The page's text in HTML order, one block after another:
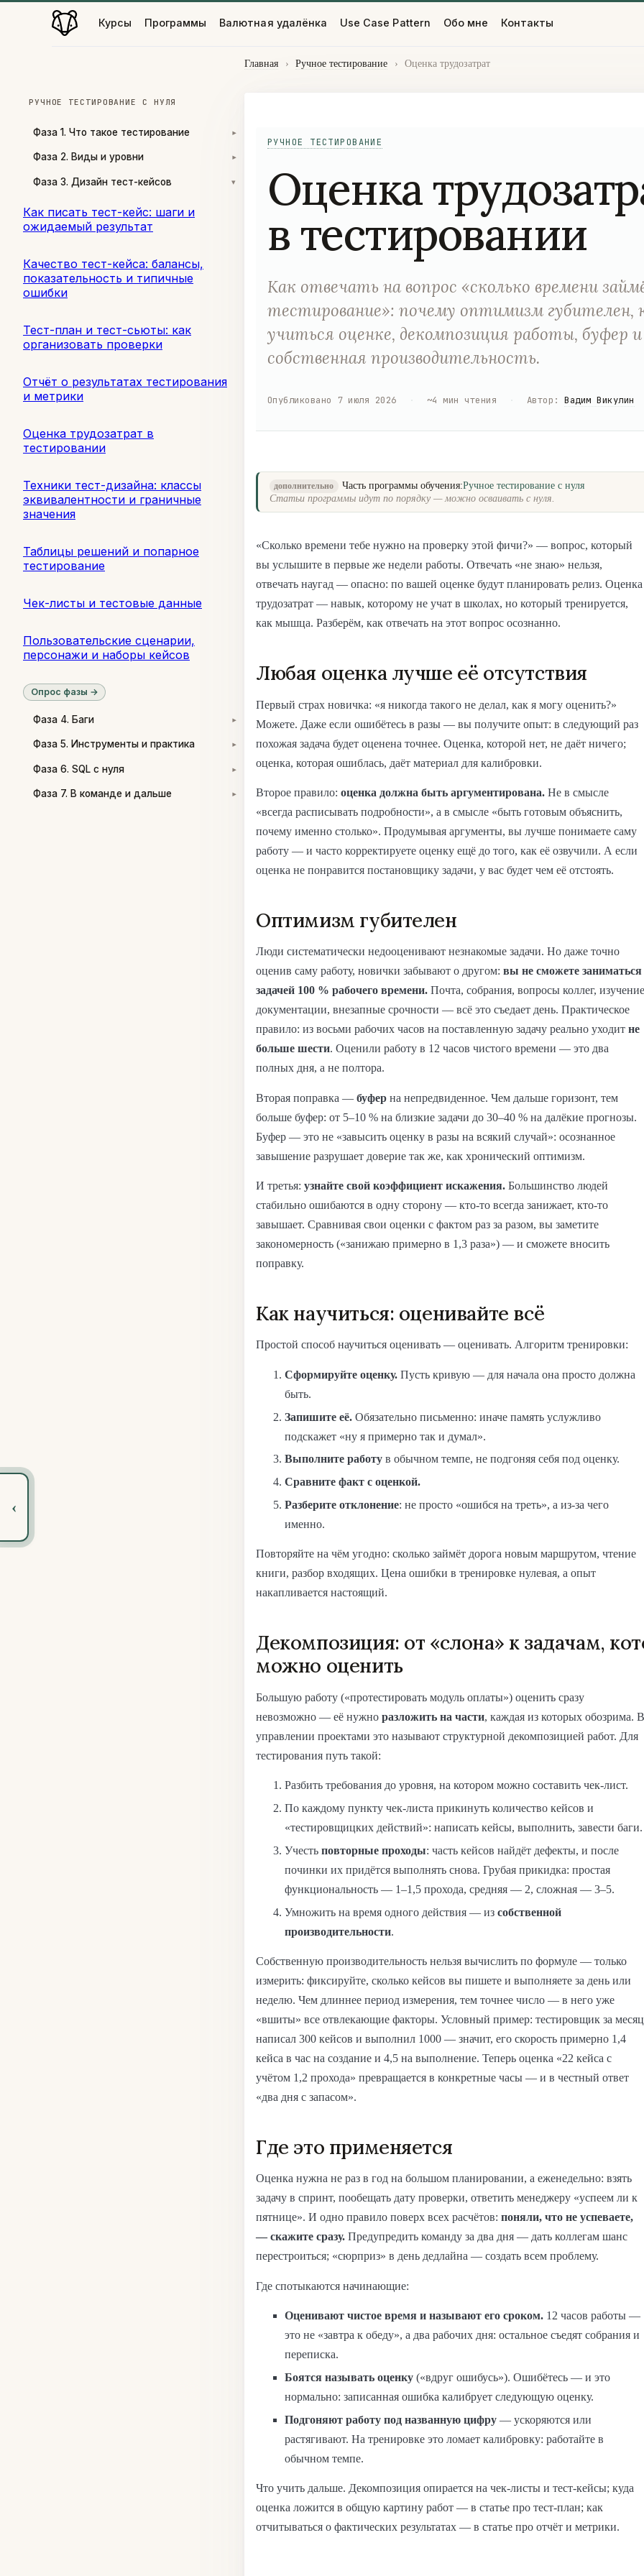
Курсы Программы Валютная удалёнка Use Case Pattern Обо мне Контакты
РУЧНОЕ ТЕСТИРОВАНИЕ С НУЛЯ
Фаза 1. Что такое тестирование ▾
Фаза 2. Виды и уровни ▾
Фаза 3. Дизайн тест-кейсов ▾
Как писать тест-кейс: шаги и
ожидаемый результат
Качество тест-кейса: балансы,
показательность и типичные
ошибки
Тест-план и тест-сьюты: как
организовать проверки
Отчёт о результатах тестирования
и метрики
Оценка трудозатрат в
тестировании
Техники тест-дизайна: классы
эквивалентности и граничные
значения
Таблицы решений и попарное
тестирование
Чек-листы и тестовые данные
Пользовательские сценарии,
персонажи и наборы кейсов
Опрос фазы →
Фаза 4. Баги ▾
Фаза 5. Инструменты и практика ▾
Фаза 6. SQL с нуля ▾
Фаза 7. В команде и дальше ▾
‹
Главная › Ручное тестирование › Оценка трудозатрат
РУЧНОЕ ТЕСТИРОВАНИЕ
Оценка
в тестировании
Как отвечать на вопрос «сколько времени
тестирование»: почему оптимизм губителен,
учиться оценке, декомпозиция работы, буфер и
собственная производительность.
Опубликовано 7 июля 2026 ~4 мин чтения Автор :Вадим Викулин
дополнительно Часть программы обучения:Ручное тестирование с нуля
Статьи программы идут по порядку — можно осваивать с нуля.
«Сколько времени тебе нужно на проверку этой фичи?» — вопрос, который
вы услышите в первые же недели работы. Отвечать «не знаю» нельзя,
отвечать наугад — опасно: по вашей оценке будут планировать релиз. Оценка
трудозатрат — навык, которому не учат в школах, но который тренируется,
как мышца. Разберём, как отвечать на этот вопрос осознанно.
Любая оценка лучше её отсутствия
Первый страх новичка: «я никогда такого не делал, как я могу оценить?»
Можете. Даже если ошибётесь в разы — вы получите опыт: в следующий раз
похожая задача будет оценена точнее. Оценка, которой нет, не даёт ничего;
оценка, которая ошиблась, даёт материал для калибровки.
Второе правило: оценка должна быть аргументирована. Не в смысле
«всегда расписывать подробности», а в смысле «быть готовым объяснить,
почему именно столько». Продумывая аргументы, вы лучше понимаете саму
работу — и часто корректируете оценку ещё до того, как её озвучили. А если
оценка не понравится постановщику задачи, у вас будет чем её отстоять.
Оптимизм губителен
Люди систематически недооценивают незнакомые задачи. Но даже точно
оценив саму работу, новички забывают о другом: вы не сможете заниматься
задачей 100 % рабочего времени. Почта, собрания, вопросы коллег, изучение
документации, внезапные срочности — всё это съедает день. Практическое
правило: из восьми рабочих часов на поставленную задачу реально уходит не
больше шести. Оценили работу в 12 часов чистого времени — это два
полных дня, а не полтора.
Вторая поправка — буфер на непредвиденное. Чем дальше горизонт, тем
больше буфер: от 5–10 % на близкие задачи до 30–40 % на далёкие прогнозы.
Буфер — это не «завысить оценку в разы на всякий случай»: осознанное
завышение разрушает доверие так же, как хронический оптимизм.
И третья: узнайте свой коэффициент искажения. Большинство людей
стабильно ошибаются в одну сторону — кто-то всегда занижает, кто-то
завышает. Сравнивая свои оценки с фактом раз за разом, вы заметите
закономерность («занижаю примерно в 1,3 раза») — и сможете вносить
поправку.
Как научиться: оценивайте всё
Простой способ научиться оценивать — оценивать. Алгоритм тренировки:
Сформируйте оценку. Пусть кривую — для начала она просто должна
быть.
Запишите её. Обязательно письменно: иначе память услужливо
подскажет «ну я примерно так и думал».
Выполните работу в обычном темпе, не подгоняя себя под оценку.
Сравните факт с оценкой.
Разберите отклонение: не просто «ошибся на треть», а из-за чего
именно.
Повторяйте на чём угодно: сколько займёт дорога новым маршрутом, чтение
книги, разбор входящих. Цена ошибки в тренировке нулевая, а опыт
накапливается настоящий.
Декомпозиция: от «слона» к задачам,
можно оценить
Большую работу («протестировать модуль оплаты») оценить сразу
невозможно — её нужно разложить на части, каждая из которых обозрима. В
управлении проектами это называют структурной декомпозицией работ. Для
тестирования путь такой:
Разбить требования до уровня, на котором можно составить чек-лист.
По каждому пункту чек-листа прикинуть количество кейсов и
«тестировщицких действий»: написать кейсы, выполнить, завести баги.
Учесть повторные проходы: часть кейсов найдёт дефекты, и после
починки их придётся выполнять снова. Грубая прикидка: простая
функциональность — 1–1,5 прохода, средняя — 2, сложная — 3–5.
Умножить на время одного действия — из собственной
производительности.
Собственную производительность нельзя вычислить по формуле — только
измерить: фиксируйте, сколько кейсов вы пишете и выполняете за день или
неделю. Чем длиннее период измерения, тем точнее число — в него уже
«вшиты» все отвлекающие факторы. Условный пример: тестировщик за месяц
написал 300 кейсов и выполнил 1000 — значит, его скорость примерно 1,4
кейса в час на создание и 4,5 на выполнение. Теперь оценка «22 кейса с
учётом 1,2 прохода» превращается в конкретные часы — и в честный ответ
«два дня с запасом».
Где это применяется
Оценка нужна не раз в год на большом планировании, а еженедельно: взять
задачу в спринт, пообещать дату проверки, ответить менеджеру «успеем ли к
пятнице». И одно правило поверх всех расчётов: поняли, что не успеваете,
— скажите сразу. Предупредить команду за два дня — дать коллегам шанс
перестроиться; «сюрприз» в день дедлайна — создать всем проблему.
Где спотыкаются начинающие:
Оценивают чистое время и называют его сроком. 12 часов работы —
это не «завтра к обеду», а два рабочих дня: остальное съедят собрания и
переписка.
Боятся называть оценку («вдруг ошибусь»). Ошибётесь — и это
нормально: записанная ошибка калибрует следующую оценку.
Подгоняют работу под названную цифру — ускоряются или
растягивают. На тренировке это ломает калибровку: работайте в
обычном темпе.
Что учить дальше. Декомпозиция опирается на чек-листы и тест-кейсы; куда
оценка ложится в общую картину работ — в статье про тест-план; как
отчитываться о фактических результатах — в статье про отчёт и метрики.